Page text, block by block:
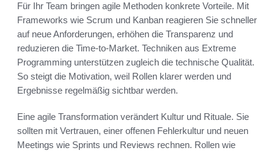
Für Ihr Team bringen agile Methoden konkrete Vorteile. Mit
Frameworks wie Scrum und Kanban reagieren Sie schneller
auf neue Anforderungen, erhöhen die Transparenz und
reduzieren die Time-to-Market. Techniken aus Extreme
Programming unterstützen zugleich die technische Qualität.
So steigt die Motivation, weil Rollen klarer werden und
Ergebnisse regelmäßig sichtbar werden.
Eine agile Transformation verändert Kultur und Rituale. Sie
sollten mit Vertrauen, einer offenen Fehlerkultur und neuen
Meetings wie Sprints und Reviews rechnen. Rollen wie